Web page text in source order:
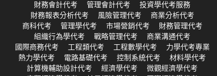
財務會計代考
管理會計代考
投資學代考服務
財務報表分析代考
風險管理代考
商業分析代考
商科代考
管理學代考 市場營銷代考
財務管理代考
組織行為學代考
戰略管理代考
商業溝通代考
國際商務代考
工程類代考 工程數學代考
力學代考專業
熱力學代考
電路基礎代考 控制系統代考
材料學代考
計算機輔助設計代考
經濟學代考
微觀經濟學代考